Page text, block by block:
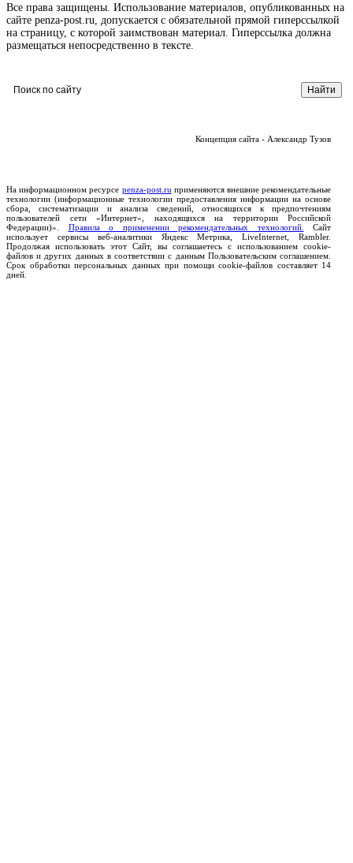
Все права защищены. Использование материалов, опубликованных на
сайте penza-post.ru, допускается с обязательной прямой гиперссылкой
на страницу, с которой заимствован материал. Гиперссылка должна
размещаться непосредственно в тексте.
Концепция сайта - Александр Тузов
На информационном ресурсе penza-post.ru применяются внешние рекомендательные
технологии (информационные технологии предоставления информации на основе
сбора, систематизации и анализа сведений, относящихся к предпочтениям
пользователей сети «Интернет», находящихся на территории Российской
Федерации)». Правила о применении рекомендательных технологий.
Сайт
использует сервисы веб-аналитики Яндекс Метрика, LiveInternet, Rambler.
Продолжая использовать этот Сайт, вы соглашаетесь с использованием cookie-
файлов и других данных в соответствии с данным Пользовательским соглашением.
Срок обработки персональных данных при помощи cookie-файлов составляет 14
дней.